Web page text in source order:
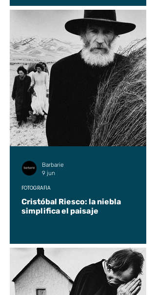
Cristóbal Riesco: la niebla
simplifica el paisaje
FOTOGRAFÍA
Barbarie
9 jun